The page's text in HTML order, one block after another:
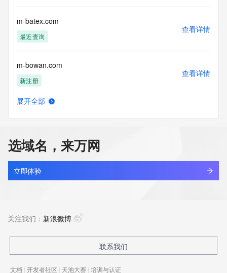
m-batex.com
最近查询
查看详情
m-bowan.com
新注册
查看详情
m-cnv.com
最近查询
查看详情
新注册
展开全部
选域名，来万网
立即体验
关注我们： 新浪微博
联系我们
文档 | 开发者社区 | 天池大赛 | 培训与认证